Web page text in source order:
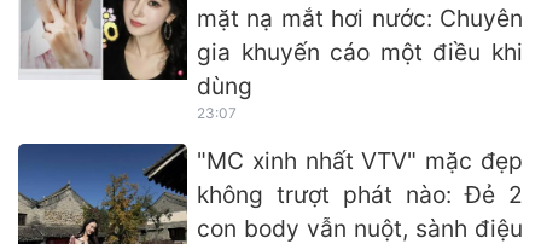
mặt nạ mắt hơi nước: Chuyên
gia khuyến cáo một điều khi
dùng
23:07
"MC xinh nhất VTV" mặc đẹp
không trượt phát nào: Đẻ 2
con body vẫn nuột, sành điệu